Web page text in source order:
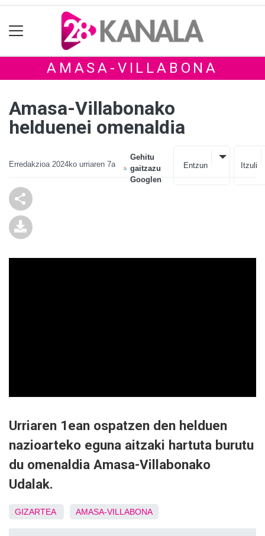
AMASA-VILLABONA
Amasa-Villabonako
helduenei omenaldia
Erredakzioa 2024ko urriaren 7a
Gehitu
gaitzazu
Googlen
Entzun Itzuli
Urriaren 1ean ospatzen den helduen
nazioarteko eguna aitzaki hartuta burutu
du omenaldia Amasa-Villabonako
Udalak.
GIZARTEA AMASA-VILLABONA